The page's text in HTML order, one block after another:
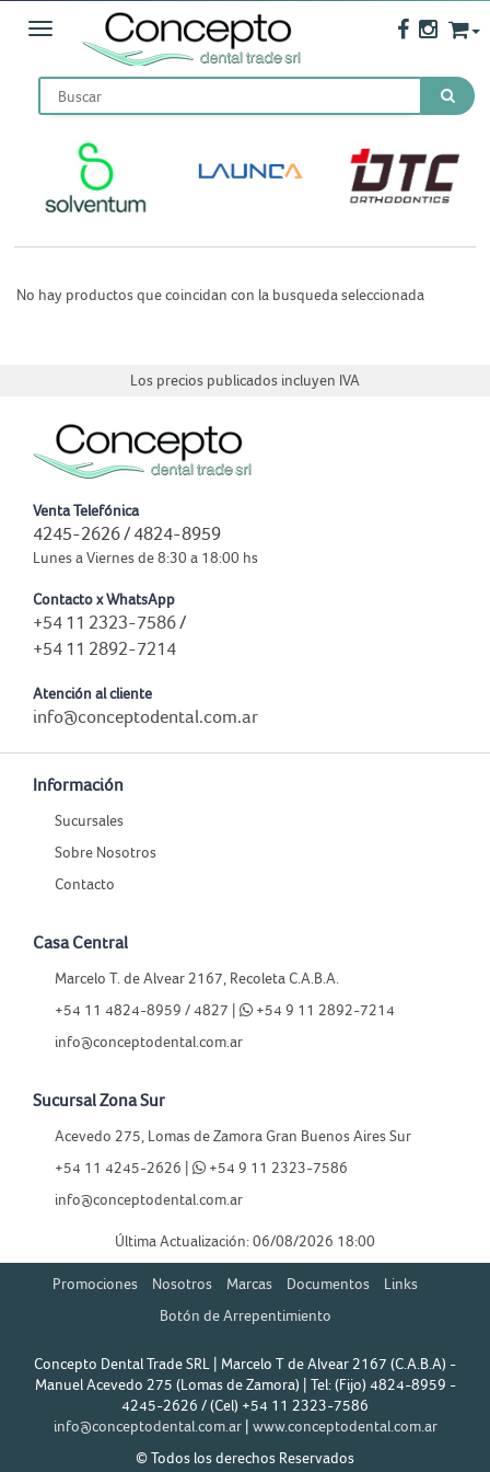
Toggle navigation
No hay productos que coincidan con la busqueda seleccionada
Los precios publicados incluyen IVA
Venta Telefónica
4245-2626 / 4824-8959
Lunes a Viernes de 8:30 a 18:00 hs
Contacto x WhatsApp
+54 11 2323-7586/
+54 11 2892-7214
Atención al cliente
info@conceptodental.com.ar
Información
Sucursales
Sobre Nosotros
Contacto
Casa Central
Marcelo T. de Alvear 2167, Recoleta C.A.B.A.
+54 11 4824-8959 / 4827 |
+54 9 11 2892-7214
info@conceptodental.com.ar
Sucursal Zona Sur
Acevedo 275, Lomas de Zamora Gran Buenos Aires Sur
+54 11 4245-2626 |
+54 9 11 2323-7586
info@conceptodental.com.ar
Última Actualización: 06/08/2026 18:00
Promociones Nosotros Marcas Documentos
Links
Botón de Arrepentimiento
Concepto Dental Trade SRL | Marcelo T de Alvear 2167 (C.A.B.A) -
Manuel Acevedo 275 (Lomas de Zamora) | Tel:(Fijo) 4824-8959 -
4245-2626 / (Cel) +54 11 2323-7586
info@conceptodental.com.ar| www.conceptodental.com.ar
© Todos los derechos Reservados